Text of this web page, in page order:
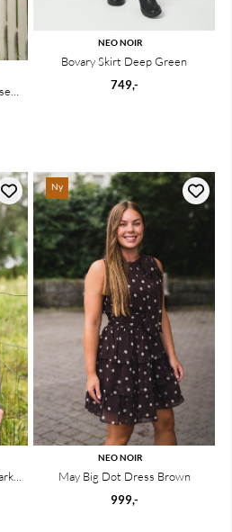
NEO NOIR
Bovary Skirt Deep Green
749,-
Ny
NEO NOIR
May Big Dot Dress Brown
999,-